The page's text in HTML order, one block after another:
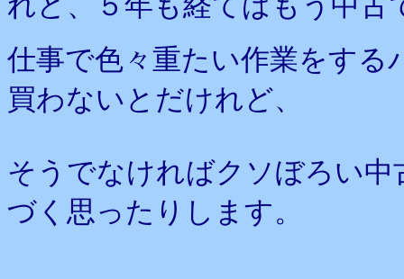
仕事で色々重たい作業をす
買わないとだけれど、
そうでなければクソぼろい
づく思ったりします。